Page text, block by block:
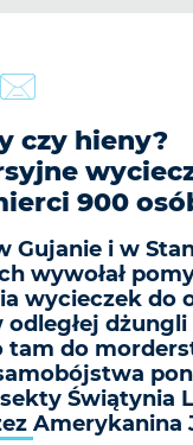
czy hieny?
900
Gujanie i w
wywołał
wycieczek do
dżungli
tam do
Świątynia
Amerykanina